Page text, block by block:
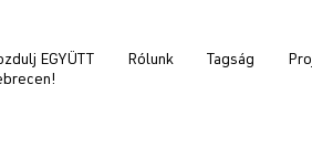
EGYÜTT
Rólunk Tagság